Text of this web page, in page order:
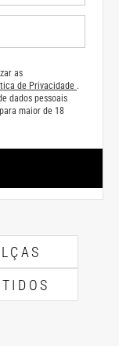
as
de Privacidade .
dados pessoais
maior de 18